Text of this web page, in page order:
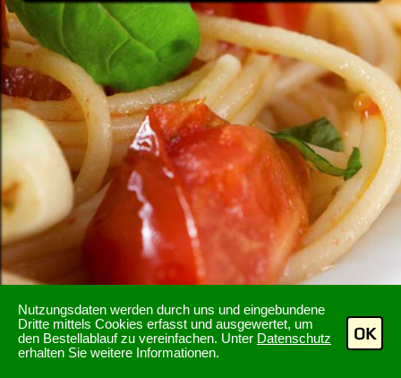
Nutzungsdaten werden durch uns und eingebundene
Dritte mittels Cookies erfasst und ausgewertet, um
den Bestellablauf zu vereinfachen. Unter Datenschutz
erhalten Sie weitere Informationen.
OK